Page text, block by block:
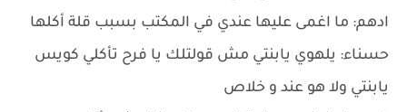
ادهم: ما اغمى عليها عندي في المكتب بسبب قلة أكلها
حسناء: يلهوي يابنتي مش قولتلك يا فرح تأكلي كويس
يابنتي ولا هو عند و خلاص